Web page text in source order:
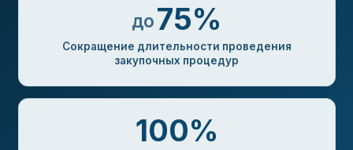
до75%
Сокращение длительности проведения
закупочных процедур
100%